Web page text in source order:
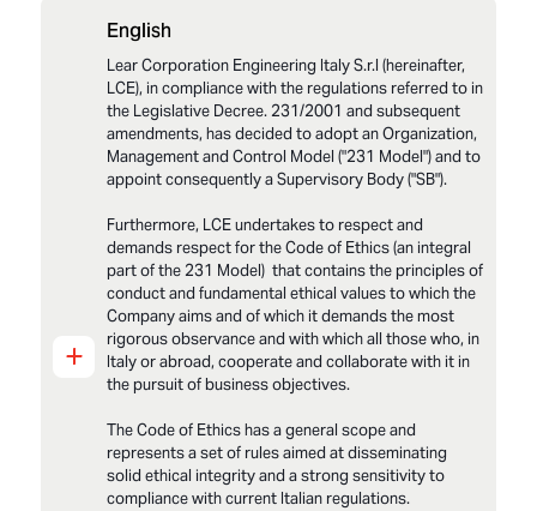
LCE_Modello 231_Parte_Generale_2025
LCE_All_1 Parte_Generale_Elenco reati
presupposto_2025
LCE_Modello 231_Codice Etico_2025
+
English
Lear Corporation Engineering Italy S.r.l (hereinafter,
LCE), in compliance with the regulations referred to in
the Legislative Decree. 231/2001 and subsequent
amendments, has decided to adopt an Organization,
Management and Control Model ("231 Model") and to
appoint consequently a Supervisory Body ("SB").
Furthermore, LCE undertakes to respect and
demands respect for the Code of Ethics (an integral
part of the 231 Model) that contains the principles of
conduct and fundamental ethical values to which the
Company aims and of which it demands the most
rigorous observance and with which all those who, in
Italy or abroad, cooperate and collaborate with it in
the pursuit of business objectives.
The Code of Ethics has a general scope and
represents a set of rules aimed at disseminating
solid ethical integrity and a strong sensitivity to
compliance with current Italian regulations.